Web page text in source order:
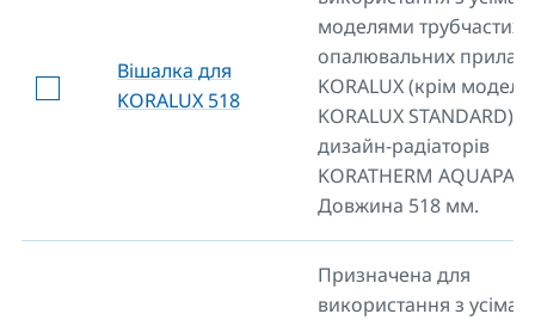
Вішалка для
KORALUX 518
моделями трубчастих
опалювальних
KORALUX (крім моделі
KORALUX STANDARD)
дизайн-радіаторів
KORATHERM
Довжина 518 мм.
Призначена для
використання з усіма